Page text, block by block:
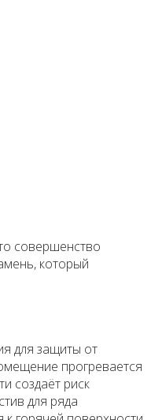
совершенство
который
для защиты от
прогревается
создаёт риск
для ряда